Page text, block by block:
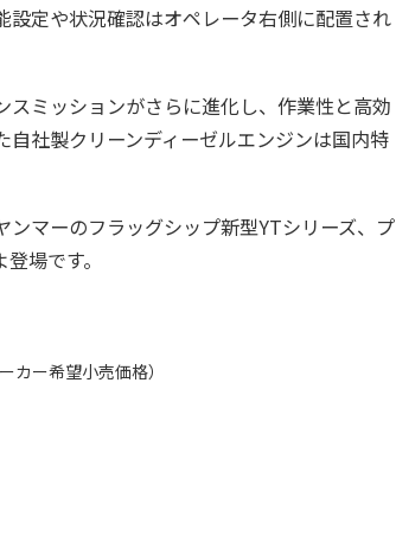
定や状況確認はオペレータ右側に配置され
ミッションがさらに進化し、作業性と高効
社製クリーンディーゼルエンジンは国内特
マーのフラッグシップ新型YTシリーズ、プ
場です。
ー希望小売価格）